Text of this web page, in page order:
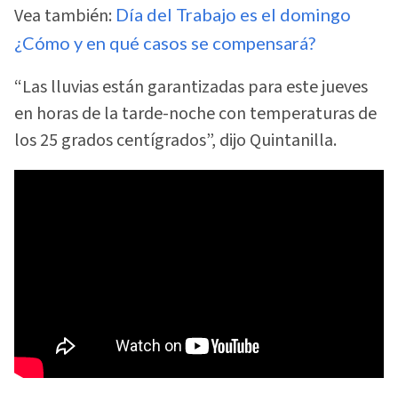
Vea también: Día del Trabajo es el domingo
¿Cómo y en qué casos se compensará?
“Las lluvias están garantizadas para este jueves
en horas de la tarde-noche con temperaturas de
los 25 grados centígrados”, dijo Quintanilla.